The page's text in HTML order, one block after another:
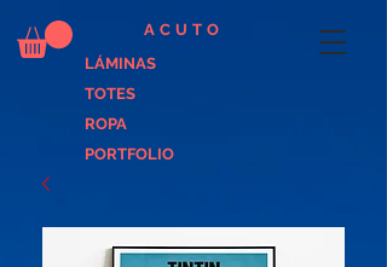
LÁMINAS
TOTES
ROPA
PORTFOLIO
ACUTO